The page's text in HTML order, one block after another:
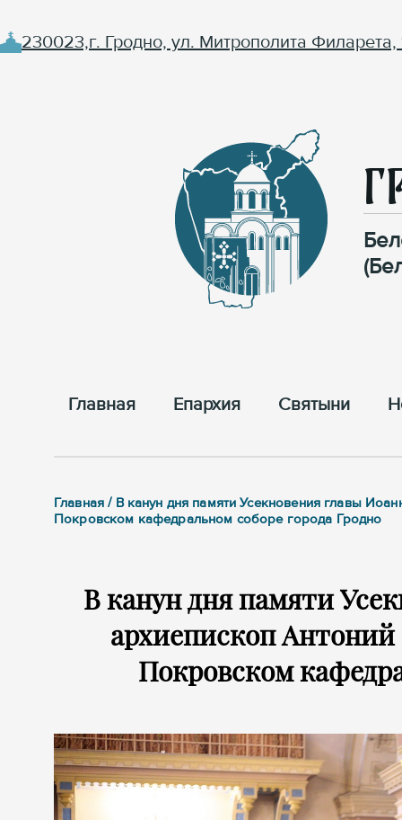
230023,г. Гродно, ул. Митрополита Филарета,
Главная Епархия Cвятыни
Главная / В канун дня памяти Усекновения главы
Покровском кафедральном соборе города Гродно
В канун дня памяти
архиепископ
Покровском